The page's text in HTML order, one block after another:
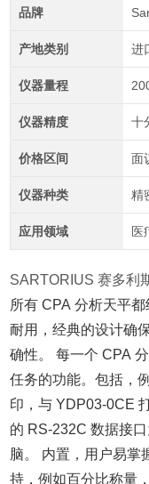
品牌
产地类别 进
仪器量程
仪器精度 十
价格区间 面
仪器种类 精
应用领域 医
SARTORIUS 赛多利
所有 CPA 分析天平
耐用，经典的设计确
确性。 每一个 CPA
任务的功能。包括，
印，与 YDP03-0CE
的 RS-232C 数据接
脑。 内置，用户易掌
持，例如百分比称量